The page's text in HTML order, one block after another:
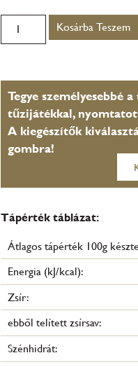
Kosárba Teszem
Tegye személyesebbé
tűzijátékkal,
A kiegészítők
gombra!
Tápérték táblázat:
Átlagos tápérték 100g
Energia (kJ/kcal):
Zsír:
ebből telített zsírsav:
Szénhidrát: